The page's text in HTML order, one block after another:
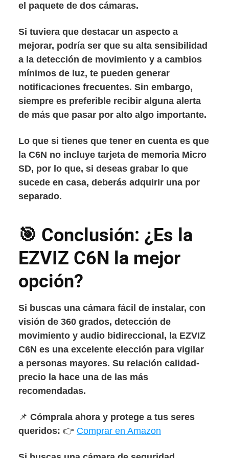
el paquete de dos cámaras.
Si tuviera que destacar un aspecto a
mejorar, podría ser que su alta sensibilidad
a la detección de movimiento y a cambios
mínimos de luz, te pueden generar
notificaciones frecuentes. Sin embargo,
siempre es preferible recibir alguna alerta
de más que pasar por alto algo importante.
Lo que si tienes que tener en cuenta es que
la C6N no incluye tarjeta de memoria Micro
SD, por lo que, si deseas grabar lo que
sucede en casa, deberás adquirir una por
separado.
🎯 Conclusión: ¿Es la
EZVIZ C6N la mejor
opción?
Si buscas una cámara fácil de instalar, con
visión de 360 grados, detección de
movimiento y audio bidireccional, la EZVIZ
C6N es una excelente elección para vigilar
a personas mayores. Su relación calidad-
precio la hace una de las más
recomendadas.
📌 Cómprala ahora y protege a tus seres
queridos: 👉 Comprar en Amazon